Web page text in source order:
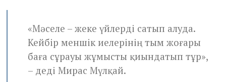
«Мәселе – жеке үйлерді сатып алуда.
Кейбір меншік иелерінің тым жоғары
баға сұрауы жұмысты қиындатып тұр»,
– деді Мирас Мүлқай.